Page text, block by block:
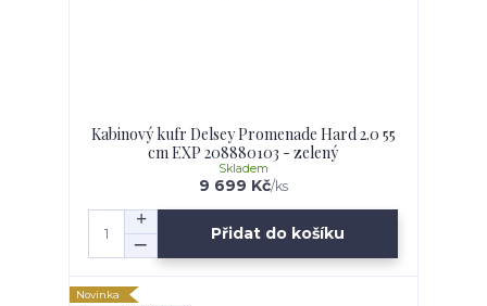
Kabinový kufr Delsey Promenade Hard 2.0 55
cm EXP 208880103 - zelený
9 699 Kč/ks
Skladem
Přidat do košíku
Novinka